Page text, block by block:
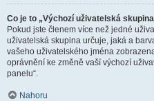
Co je to „Výchozí uživatelská
Pokud jste členem více než jedné
uživatelská skupina určuje, jaká a
vašeho uživatelského jména
oprávnění ke změně vaší výchozí
panelu“.
Nahoru